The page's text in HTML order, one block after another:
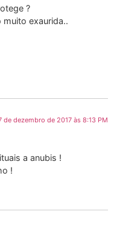
?
exaurida..
de dezembro de 2017 às 8:13 PM
a anubis !
!